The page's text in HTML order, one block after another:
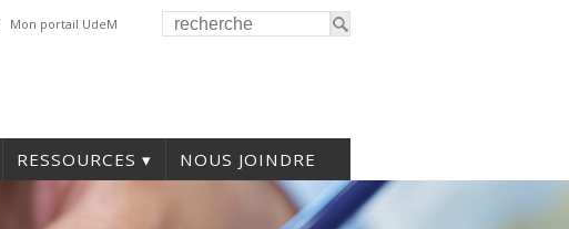
Mon portail UdeM
RESSOURCES NOUS JOINDRE